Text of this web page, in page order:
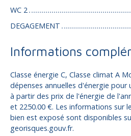
WC 2
DEGAGEMENT
Informations
Classe énergie C, Classe climat A
dépenses annuelles d'énergie
à partir des prix de l'énergie de
et 2250.00 €. Les informations sur
bien est exposé sont disponibles
georisques.gouv.fr.